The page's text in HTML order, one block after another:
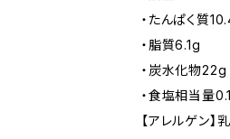
・たんぱく質
・脂質6.1g
・炭水化物22g
・食塩相当量
【アレルゲン】